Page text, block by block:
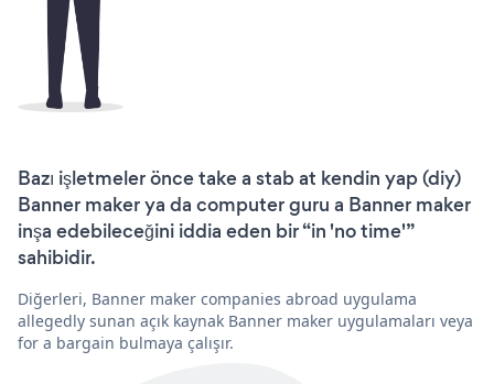
Bazı işletmeler önce take a stab at kendin yap (diy)
Banner maker ya da computer guru a Banner maker
inşa edebileceğini iddia eden bir “in 'no time'”
sahibidir.
Diğerleri, Banner maker companies abroad uygulama
allegedly sunan açık kaynak Banner maker uygulamaları veya
for a bargain bulmaya çalışır.